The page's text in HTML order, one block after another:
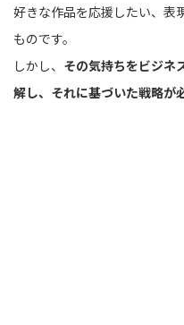
好きな作品を応援したい、表
ものです。
しかし、 その気持ちをビジネ
解し、それに基づいた戦略が